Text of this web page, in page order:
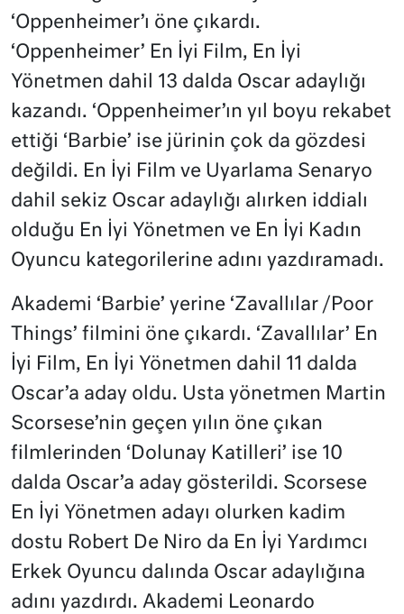
‘Oppenheimer’ı öne çıkardı.
‘Oppenheimer’ En İyi Film, En İyi
Yönetmen dahil 13 dalda Oscar adaylığı
kazandı. ‘Oppenheimer’ın yıl boyu rekabet
ettiği ‘Barbie’ ise jürinin çok da gözdesi
değildi. En İyi Film ve Uyarlama Senaryo
dahil sekiz Oscar adaylığı alırken iddialı
olduğu En İyi Yönetmen ve En İyi Kadın
Oyuncu kategorilerine adını yazdıramadı.
Akademi ‘Barbie’ yerine ‘Zavallılar /Poor
Things’ filmini öne çıkardı. ‘Zavallılar’ En
İyi Film, En İyi Yönetmen dahil 11 dalda
Oscar’a aday oldu. Usta yönetmen Martin
Scorsese’nin geçen yılın öne çıkan
filmlerinden ‘Dolunay Katilleri’ ise 10
dalda Oscar’a aday gösterildi. Scorsese
En İyi Yönetmen adayı olurken kadim
dostu Robert De Niro da En İyi Yardımcı
Erkek Oyuncu dalında Oscar adaylığına
adını yazdırdı. Akademi Leonardo